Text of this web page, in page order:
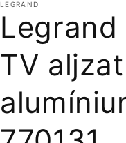
LEGRAND
Legrand
TV